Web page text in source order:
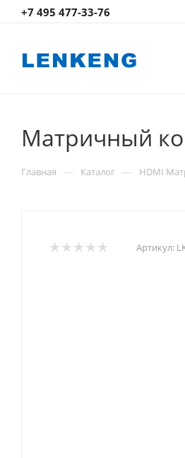
+7 495 477-33-76
Матричный
Главная — Каталог — HDMI
Артикул: